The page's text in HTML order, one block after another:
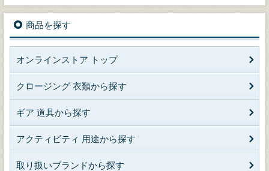
商品を探す
オンラインストア トップ
クロージング 衣類から探す
ギア 道具から探す
アクティビティ 用途から探す
取り扱いブランドから探す